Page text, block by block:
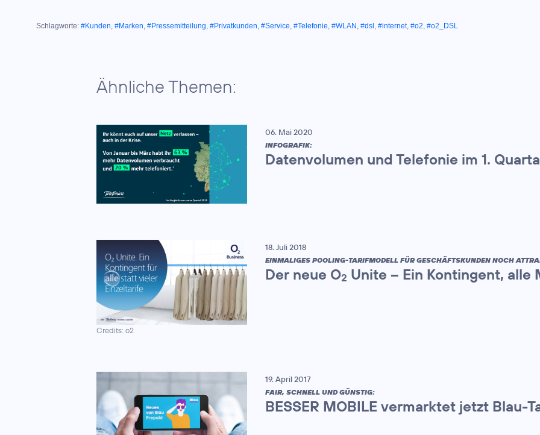
Schlagworte: #Kunden, #Marken, #Pressemitteilung, #Privatkunden, #Service, #Telefonie, #WLAN , #dsl , #internet, #o2, #o2_DSL
Ähnliche Themen:
06. Mai 2020
INFOGRAFIK:
Datenvolumen und Telefonie im 1.
Credits: o2
18. Juli 2018
EINMALIGES POOLING-TARIFMODELL FÜR GESCHÄFTSKUNDEN NOCH
Der neue O2 Unite – Ein Kontingent, alle
19. April 2017
FAIR, SCHNELL UND GÜNSTIG:
BESSER MOBILE vermarktet jetzt Blau-